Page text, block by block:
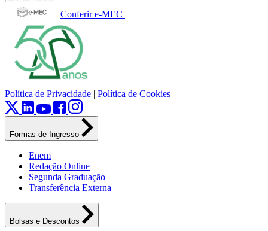
Conferir e-MEC
Política de Privacidade | Política de Cookies
Formas de Ingresso
Enem
Redação Online
Segunda Graduação
Transferência Externa
Bolsas e Descontos